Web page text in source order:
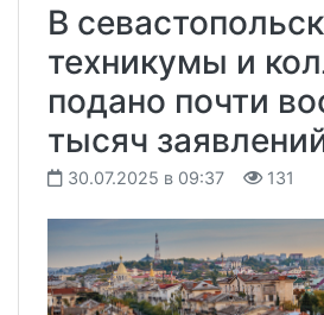
В
техникумы и
подано почти
тысяч
30.07.2025 в 09:37 131